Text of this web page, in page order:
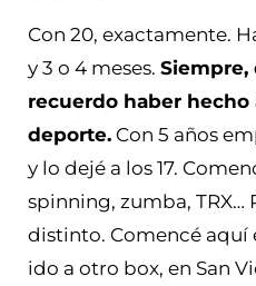
Con 20, exactamente.
y 3 o 4 meses. Siempre,
recuerdo haber
deporte. Con 5 años
y lo dejé a los 17.
spinning, zumba, TRX…
distinto. Comencé aquí
ido a otro box, en San